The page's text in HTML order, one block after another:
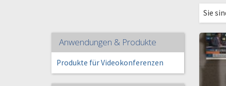
Sie
Anwendungen & Produkte
Produkte für Videokonferenzen